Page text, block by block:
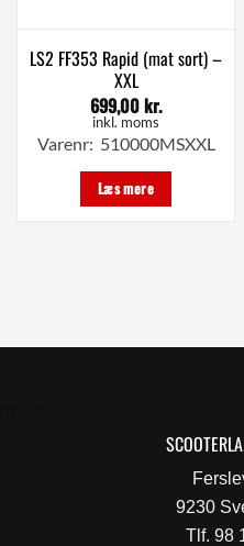
LS2 FF353 Rapid (mat sort) –
XXL
699,00kr.
inkl. moms
Varenr: 510000MSXXL
Læs mere
9230
Tlf. 98